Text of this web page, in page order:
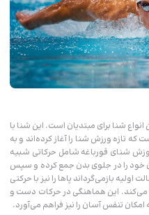
شنا برای مبتدیان است. این شنا با
که تازه ورزش شنا را آغاز کرده‌اند و به
شنای قورباغه شامل حرکاتی شبیه
خود را در جلوی بدن جمع کرده و سپس
بازمی‌گرداند پاها را نیز با حرکتی
می‌کند. این هماهنگی در حرکات دست و
تنفس آسان را نیز فراهم می‌آورد.